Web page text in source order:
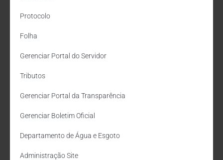
Protocolo
Folha
Gerenciar Portal do Servidor
Tributos
Gerenciar Portal da Transparência
Gerenciar Boletim Oficial
Departamento de Água e Esgoto
Administração Site